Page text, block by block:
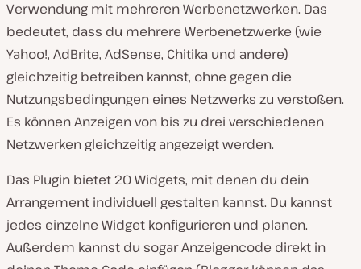
Verwendung mit mehreren Werbenetzwerken. Das
bedeutet, dass du mehrere Werbenetzwerke (wie
Yahoo!, AdBrite, AdSense, Chitika und andere)
gleichzeitig betreiben kannst, ohne gegen die
Nutzungsbedingungen eines Netzwerks zu verstoßen.
Es können Anzeigen von bis zu drei verschiedenen
Netzwerken gleichzeitig angezeigt werden.
Das Plugin bietet 20 Widgets, mit denen du dein
Arrangement individuell gestalten kannst. Du kannst
jedes einzelne Widget konfigurieren und planen.
Außerdem kannst du sogar Anzeigencode direkt in